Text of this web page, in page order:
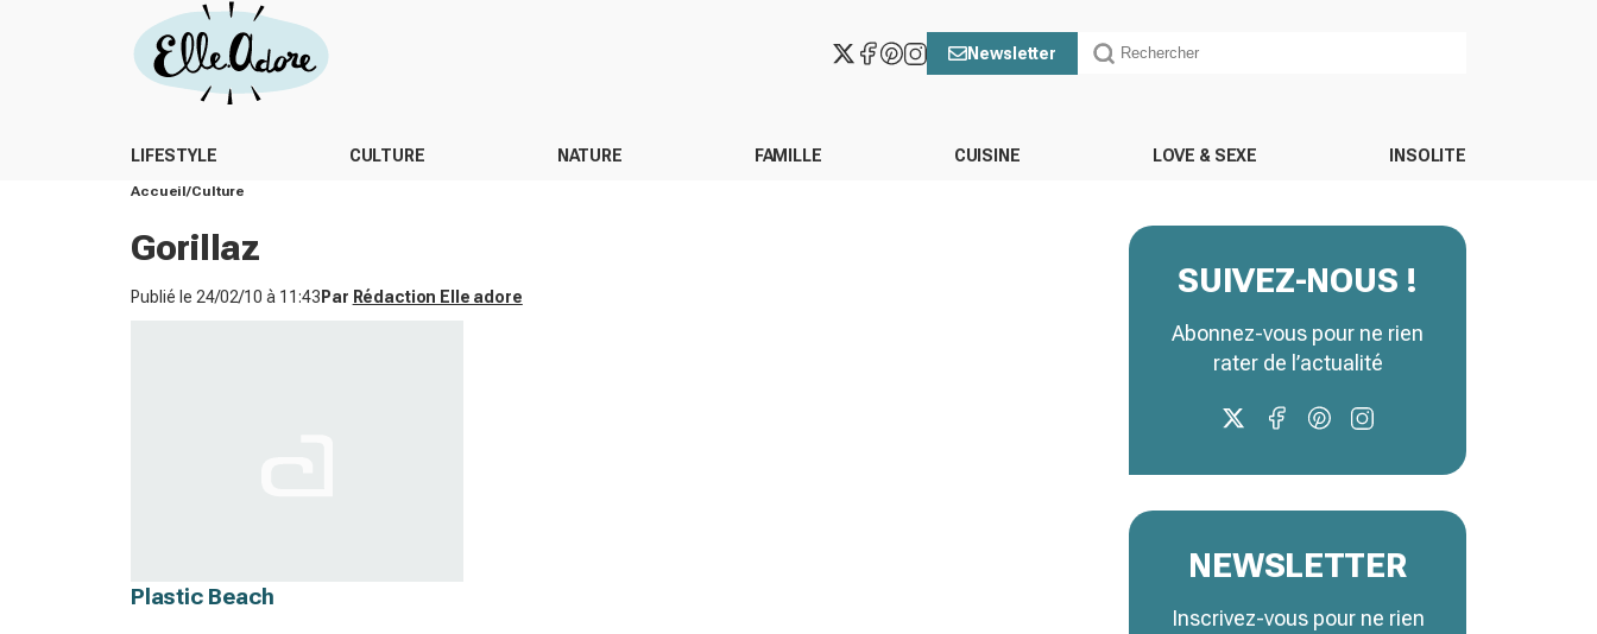
Newsletter
LIFESTYLE CULTURE NATURE FAMILLE CUISINE LOVE & SEXE INSOLITE
Accueil Culture
Gorillaz
Publié le 24/02/10 à 11:43 Par Rédaction Elle adore
Plastic Beach
SUIVEZ-NOUS !
Abonnez-vous pour ne rien
rater de l’actualité
NEWSLETTER
Inscrivez-vous pour ne rien